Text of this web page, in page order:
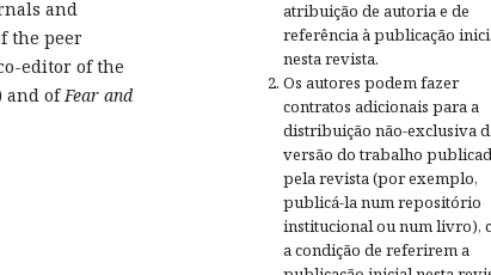
and
the peer
editor of the
and ofFear and
atribuição de autoria e de
referência à publicação
nesta revista.
Os autores podem fazer
contratos adicionais para a
distribuição não-exclusiva
versão do trabalho
pela revista (por exemplo,
publicá-la num repositório
institucional ou num livro),
a condição de referirem a